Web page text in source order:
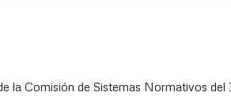
la Comisión de Sistemas Normativos